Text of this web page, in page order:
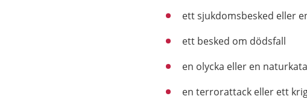
ett sjukdomsbesked eller
ett besked om dödsfall
en olycka eller en
en terrorattack eller ett